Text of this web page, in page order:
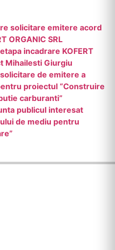
solicitare emitere acord
ORGANIC SRL
incadrare KOFERT
Mihailesti Giurgiu
de emitere a
proiectul “Construire
carburanti”
publicul interesat
de mediu pentru